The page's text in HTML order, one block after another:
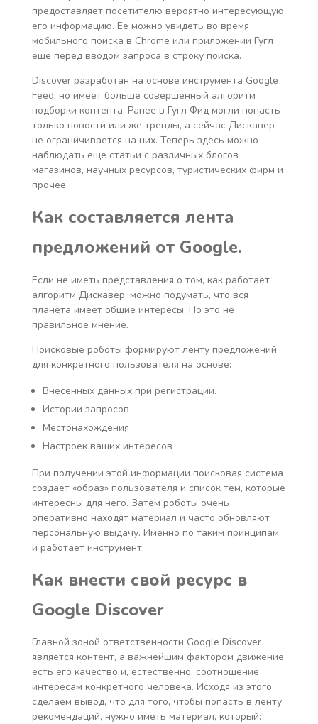
предоставляет посетителю вероятно интересующую
его информацию. Ее можно увидеть во время
мобильного поиска в Chrome или приложении Гугл
еще перед вводом запроса в строку поиска.
Discover разработан на основе инструмента Google
Feed, но имеет больше совершенный алгоритм
подборки контента. Ранее в Гугл Фид могли попасть
только новости или же тренды, а сейчас Дискавер
не ограничивается на них. Теперь здесь можно
наблюдать еще статьи с различных блогов
магазинов, научных ресурсов, туристических фирм и
прочее.
Как составляется лента
предложений от Google.
Если не иметь представления о том, как работает
алгоритм Дискавер, можно подумать, что вся
планета имеет общие интересы. Но это не
правильное мнение.
Поисковые роботы формируют ленту предложений
для конкретного пользователя на основе:
Внесенных данных при регистрации.
Истории запросов
Местонахождения
Настроек ваших интересов
При получении этой информации поисковая система
создает «образ» пользователя и список тем, которые
интересны для него. Затем роботы очень
оперативно находят материал и часто обновляют
персональную выдачу. Именно по таким принципам
и работает инструмент.
Как внести свой ресурс в
Google Discover
Главной зоной ответственности Google Discover
является контент, а важнейшим фактором движение
есть его качество и, естественно, соотношение
интересам конкретного человека. Исходя из этого
сделаем вывод, что для того, чтобы попасть в ленту
рекомендаций, нужно иметь материал, который: